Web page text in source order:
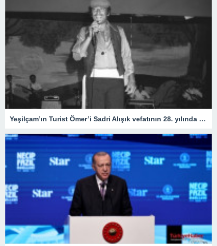
Yeşilçam’ın Turist Ömer’i Sadri Alışık vefatının 28. yılında anılıyor